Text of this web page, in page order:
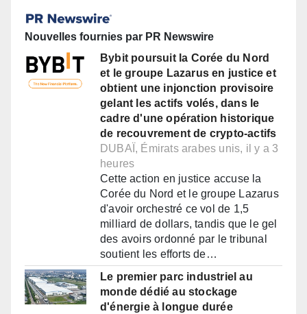
Nouvelles fournies par PR Newswire
Bybit poursuit la Corée du Nord
et le groupe Lazarus en justice et
obtient une injonction provisoire
gelant les actifs volés, dans le
cadre d'une opération historique
de recouvrement de crypto-actifs
DUBAÏ, Émirats arabes unis, il y a 3
heures
Cette action en justice accuse la
Corée du Nord et le groupe Lazarus
d'avoir orchestré ce vol de 1,5
milliard de dollars, tandis que le gel
des avoirs ordonné par le tribunal
soutient les efforts de…
Le premier parc industriel au
monde dédié au stockage
d'énergie à longue durée